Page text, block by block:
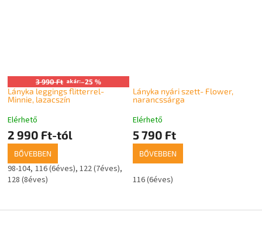
3 990 Ft akár:–25 %
Lányka leggings flitterrel-
Minnie, lazacszín
Elérhető
2 990 Ft-tól
BŐVEBBEN
98-104 116 (6éves) 122 (7éves)
128 (8éves)
Lányka nyári szett- Flower,
narancssárga
Elérhető
5 790 Ft
BŐVEBBEN
116 (6éves)